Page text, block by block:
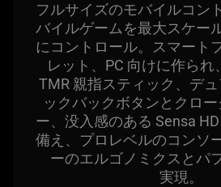
フルサイズのモバイルコン
バイルゲームを最大スケー
にコントロール。スマート
レット、PC 向けに作られ
TMR 親指スティック、デ
ックバックボタンとクロ
ー、没入感のある Sensa
備え、プロレベルのコンソ
ーのエルゴノミクスとパ
実現。